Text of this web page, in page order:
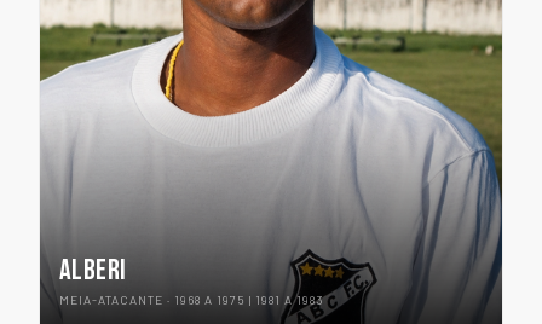
ALBERI
MEIA-ATACANTE · 1968 A 1975 | 1981 A 1983